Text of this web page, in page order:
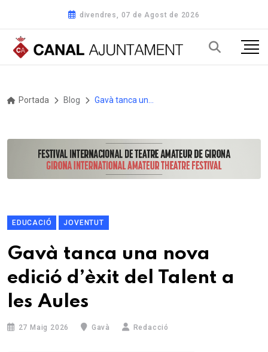
divendres, 07 de Agost de 2026
Portada Blog
EDUCACIÓ JOVENTUT
Gavà tanca una nova
edició d’èxit del Talent a
les Aules
27 Maig 2026 Gavà Redacció